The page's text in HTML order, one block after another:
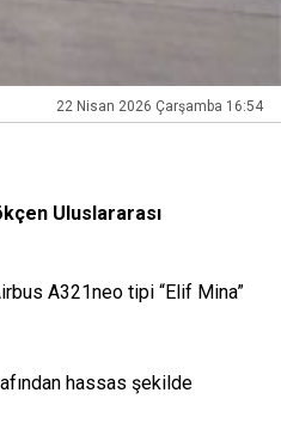
22 Nisan 2026 Çarşamba 16:54
Uluslararası
A321neo tipi “Elif Mina”
hassas şekilde